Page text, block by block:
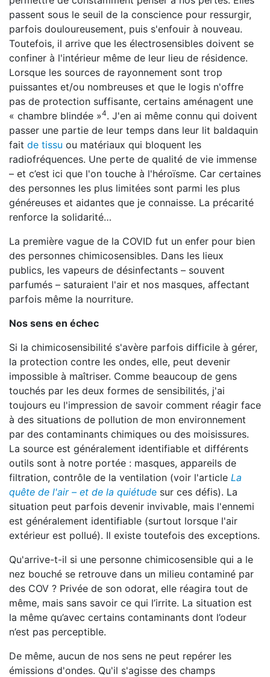
passent sous le seuil de la conscience pour ressurgir,
parfois douloureusement, puis s'enfouir à nouveau.
Toutefois, il arrive que les électrosensibles doivent se
confiner à l'intérieur même de leur lieu de résidence.
Lorsque les sources de rayonnement sont trop
puissantes et/ou nombreuses et que le logis n'offre
pas de protection suffisante, certains aménagent une
« chambre blindée »4. J'en ai même connu qui doivent
passer une partie de leur temps dans leur lit baldaquin
fait de tissu ou matériaux qui bloquent les
radiofréquences. Une perte de qualité de vie immense
– et c’est ici que l'on touche à l'héroïsme. Car certaines
des personnes les plus limitées sont parmi les plus
généreuses et aidantes que je connaisse. La précarité
renforce la solidarité…
La première vague de la COVID fut un enfer pour bien
des personnes chimicosensibles. Dans les lieux
publics, les vapeurs de désinfectants – souvent
parfumés – saturaient l'air et nos masques, affectant
parfois même la nourriture.
Nos sens en échec
Si la chimicosensibilité s'avère parfois difficile à gérer,
la protection contre les ondes, elle, peut devenir
impossible à maîtriser. Comme beaucoup de gens
touchés par les deux formes de sensibilités, j'ai
toujours eu l'impression de savoir comment réagir face
à des situations de pollution de mon environnement
par des contaminants chimiques ou des moisissures.
La source est généralement identifiable et différents
outils sont à notre portée : masques, appareils de
filtration, contrôle de la ventilation (voir l'article La
quête de l'air – et de la quiétude sur ces défis). La
situation peut parfois devenir invivable, mais l'ennemi
est généralement identifiable (surtout lorsque l'air
extérieur est pollué). Il existe toutefois des exceptions.
Qu'arrive-t-il si une personne chimicosensible qui a le
nez bouché se retrouve dans un milieu contaminé par
des COV ? Privée de son odorat, elle réagira tout de
même, mais sans savoir ce qui l’irrite. La situation est
la même qu’avec certains contaminants dont l’odeur
n’est pas perceptible.
De même, aucun de nos sens ne peut repérer les
émissions d'ondes. Qu'il s'agisse des champs